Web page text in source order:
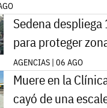
Sedena
para proteger
AGENCIAS | 06 AGO
Muere en la
cayó de una